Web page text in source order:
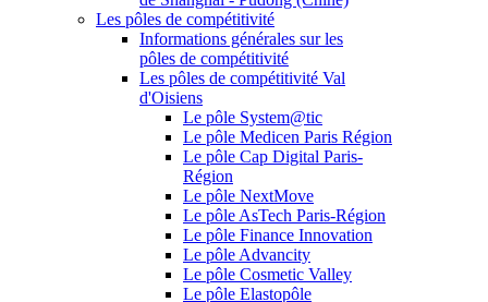
Les pôles de compétitivité
Informations générales sur les
pôles de compétitivité
Les pôles de compétitivité Val
d'Oisiens
Le pôle System@tic
Le pôle Medicen Paris Région
Le pôle Cap Digital Paris-
Région
Le pôle NextMove
Le pôle AsTech Paris-Région
Le pôle Finance Innovation
Le pôle Advancity
Le pôle Cosmetic Valley
Le pôle Elastopôle